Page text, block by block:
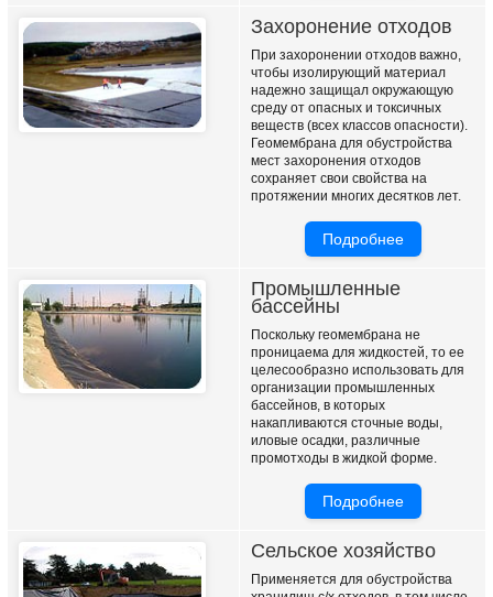
Захоронение отходов
При захоронении отходов важно,
чтобы изолирующий материал
надежно защищал окружающую
среду от опасных и токсичных
веществ (всех классов опасности).
Геомембрана для обустройства
мест захоронения отходов
сохраняет свои свойства на
протяжении многих десятков лет.
Подробнее
Промышленные
бассейны
Поскольку геомембрана не
проницаема для жидкостей, то ее
целесообразно использовать для
организации промышленных
бассейнов, в которых
накапливаются сточные воды,
иловые осадки, различные
промотходы в жидкой форме.
Подробнее
Сельское хозяйство
Применяется для обустройства